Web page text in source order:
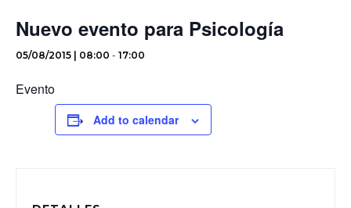
Nuevo evento para Psicología
05/08/2015 | 08:00 - 17:00
Evento
Add to calendar